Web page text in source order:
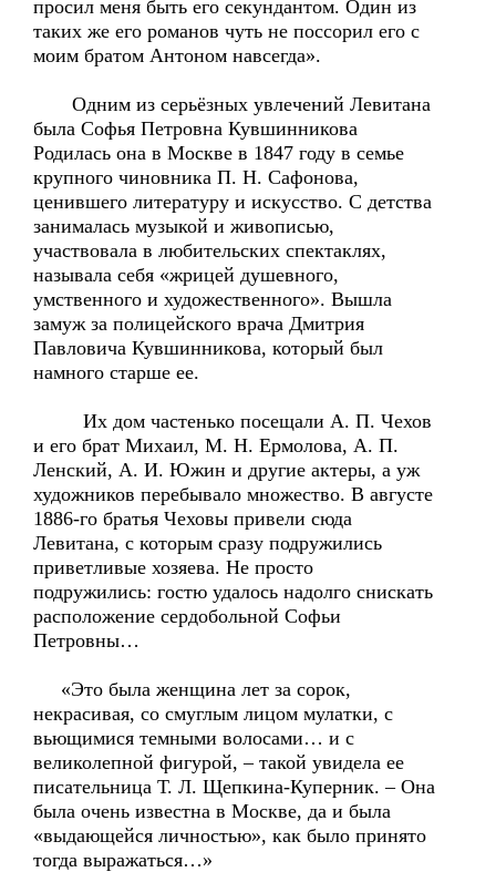
просил меня быть его секундантом. Один из
таких же его романов чуть не поссорил его с
моим братом Антоном навсегда».
Одним из серьёзных увлечений Левитана
была Софья Петровна Кувшинникова
Родилась она в Москве в 1847 году в семье
крупного чиновника П. Н. Сафонова,
ценившего литературу и искусство. С детства
занималась музыкой и живописью,
участвовала в любительских спектаклях,
называла себя «жрицей душевного,
умственного и художественного». Вышла
замуж за полицейского врача Дмитрия
Павловича Кувшинникова, который был
намного старше ее.
Их дом частенько посещали А. П. Чехов
и его брат Михаил, М. Н. Ермолова, А. П.
Ленский, А. И. Южин и другие актеры, а уж
художников перебывало множество. В августе
1886-го братья Чеховы привели сюда
Левитана, с которым сразу подружились
приветливые хозяева. Не просто
подружились: гостю удалось надолго снискать
расположение сердобольной Софьи
Петровны…
«Это была женщина лет за сорок,
некрасивая, со смуглым лицом мулатки, с
вьющимися темными волосами… и с
великолепной фигурой, – такой увидела ее
писательница Т. Л. Щепкина-Куперник. – Она
была очень известна в Москве, да и была
«выдающейся личностью», как было принято
тогда выражаться…»